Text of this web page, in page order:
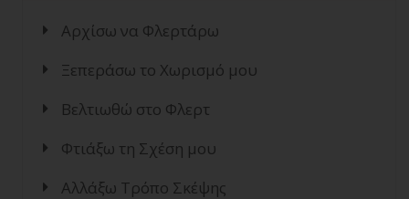
Αρχίσω να Φλερτάρω
Ξεπεράσω το Χωρισμό μου
Βελτιωθώ στο Φλερτ
Φτιάξω τη Σχέση μου
Αλλάξω Τρόπο Σκέψης